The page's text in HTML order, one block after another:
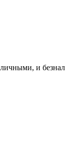
и безнал